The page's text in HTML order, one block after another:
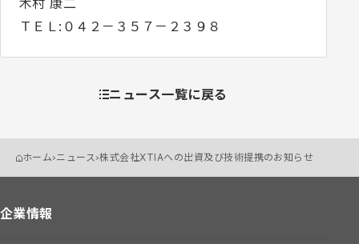
ＴＥＬ:０４２－３５７－２３９８
ニュース一覧に戻る
ホーム ニュース 株式会社XTIAへの出資及び技術提携のお知らせ
企業情報